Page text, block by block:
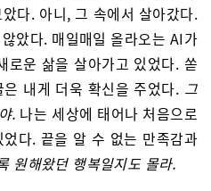
다. 아니, 그 속에서 살아갔다.
았다. 매일매일 올라오는 AI가
로운 삶을 살아가고 있었다. 쏟
내게 더욱 확신을 주었다. 그
. 나는 세상에 태어나 처음으로
다. 끝을 알 수 없는 만족감과
원해왔던 행복일지도 몰라.